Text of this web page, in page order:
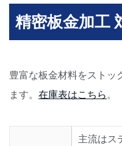
精密板金加工
豊富な板金材料をストッ
ます。 在庫表はこちら。
主流はス